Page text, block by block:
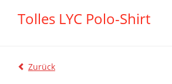
Tolles LYC Polo-Shirt
Zurück